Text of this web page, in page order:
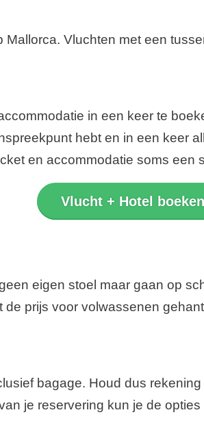
Vluchten met een
in een keer te
hebt en in een keer
en accommodatie soms een
Vlucht + Hotel boeken
eigen stoel maar gaan op
prijs voor volwassenen
bagage. Houd dus
je reservering kun je de